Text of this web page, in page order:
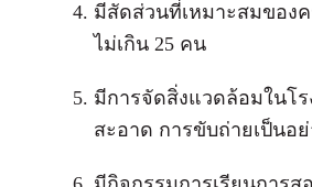
มีสัดส่วนที่เหมาะสมของ
ไม่เกิน 25 คน
มีการจัดสิ่งแวดล้อมในโ
สะอาด การขับถ่ายเป็นอ